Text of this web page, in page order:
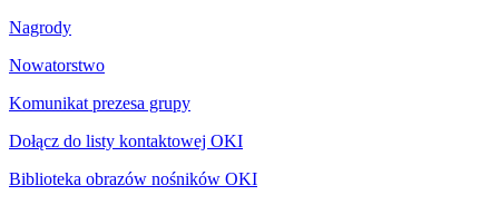
Nagrody
Nowatorstwo
Komunikat prezesa grupy
Dołącz do listy kontaktowej OKI
Biblioteka obrazów nośników OKI